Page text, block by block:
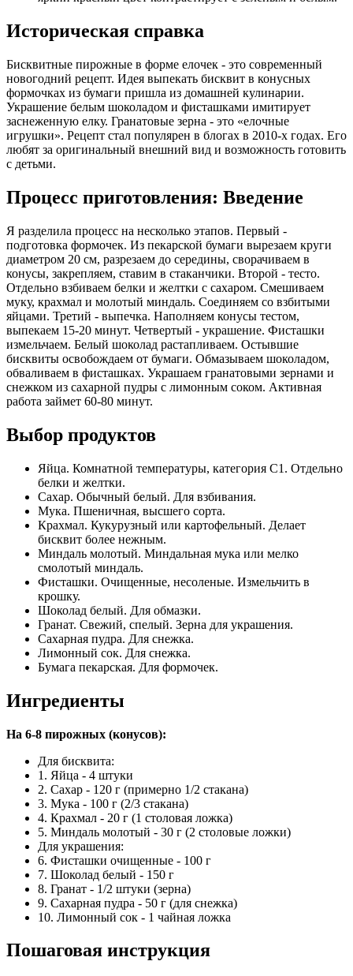
Историческая справка
Бисквитные пирожные в форме елочек - это современный
новогодний рецепт. Идея выпекать бисквит в конусных
формочках из бумаги пришла из домашней кулинарии.
Украшение белым шоколадом и фисташками имитирует
заснеженную елку. Гранатовые зерна - это «елочные
игрушки». Рецепт стал популярен в блогах в 2010-х годах. Его
любят за оригинальный внешний вид и возможность готовить
с детьми.
Процесс приготовления: Введение
Я разделила процесс на несколько этапов. Первый -
подготовка формочек. Из пекарской бумаги вырезаем круги
диаметром 20 см, разрезаем до середины, сворачиваем в
конусы, закрепляем, ставим в стаканчики. Второй - тесто.
Отдельно взбиваем белки и желтки с сахаром. Смешиваем
муку, крахмал и молотый миндаль. Соединяем со взбитыми
яйцами. Третий - выпечка. Наполняем конусы тестом,
выпекаем 15-20 минут. Четвертый - украшение. Фисташки
измельчаем. Белый шоколад растапливаем. Остывшие
бисквиты освобождаем от бумаги. Обмазываем шоколадом,
обваливаем в фисташках. Украшаем гранатовыми зернами и
снежком из сахарной пудры с лимонным соком. Активная
работа займет 60-80 минут.
Выбор продуктов
Яйца. Комнатной температуры, категория С1. Отдельно
белки и желтки.
Сахар. Обычный белый. Для взбивания.
Мука. Пшеничная, высшего сорта.
Крахмал. Кукурузный или картофельный. Делает
бисквит более нежным.
Миндаль молотый. Миндальная мука или мелко
смолотый миндаль.
Фисташки. Очищенные, несоленые. Измельчить в
крошку.
Шоколад белый. Для обмазки.
Гранат. Свежий, спелый. Зерна для украшения.
Сахарная пудра. Для снежка.
Лимонный сок. Для снежка.
Бумага пекарская. Для формочек.
Ингредиенты
На 6-8 пирожных (конусов):
Для бисквита:
1. Яйца - 4 штуки
2. Сахар - 120 г (примерно 1/2 стакана)
3. Мука - 100 г (2/3 стакана)
4. Крахмал - 20 г (1 столовая ложка)
5. Миндаль молотый - 30 г (2 столовые ложки)
Для украшения:
6. Фисташки очищенные - 100 г
7. Шоколад белый - 150 г
8. Гранат - 1/2 штуки (зерна)
9. Сахарная пудра - 50 г (для снежка)
10. Лимонный сок - 1 чайная ложка
Пошаговая инструкция